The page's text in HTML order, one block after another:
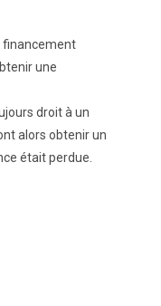
financement
une
droit à un
alors obtenir un
était perdue.